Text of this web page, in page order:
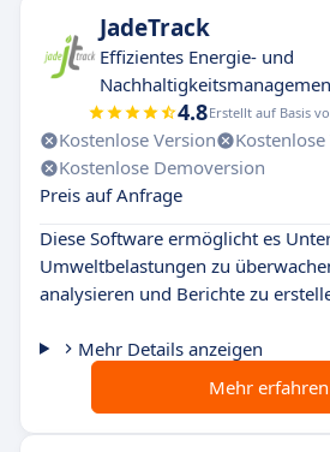
JadeTrack
Effizientes Energie- und
4.8Erstellt auf Basis
Kostenlose Version
Kostenlose Demoversion
Preis auf Anfrage
Diese Software ermöglicht es
Umweltbelastungen zu
analysieren und Berichte zu
Mehr Details anzeigen
Mehr erfahren